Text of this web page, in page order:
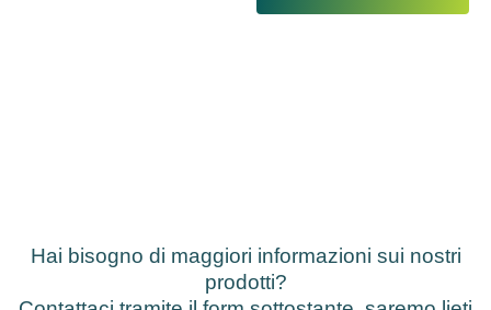
Hai bisogno di maggiori informazioni sui nostri
prodotti?